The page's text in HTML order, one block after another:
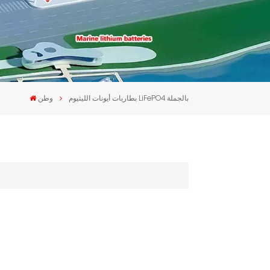
وطن بطاريات أيونات الليثيوم LiFePO4 بالجملة